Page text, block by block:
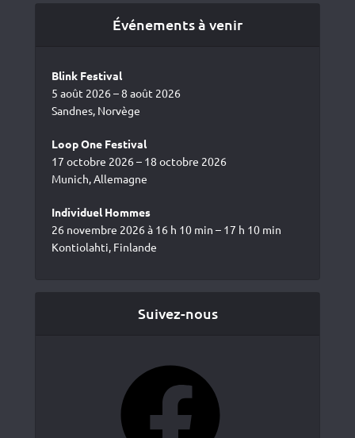
Événements à venir
Blink Festival
5 août 2026 – 8 août 2026
Sandnes, Norvège
Loop One Festival
17 octobre 2026 – 18 octobre 2026
Munich, Allemagne
Individuel Hommes
26 novembre 2026 à 16 h 10 min – 17 h 10 min
Kontiolahti, Finlande
Suivez-nous